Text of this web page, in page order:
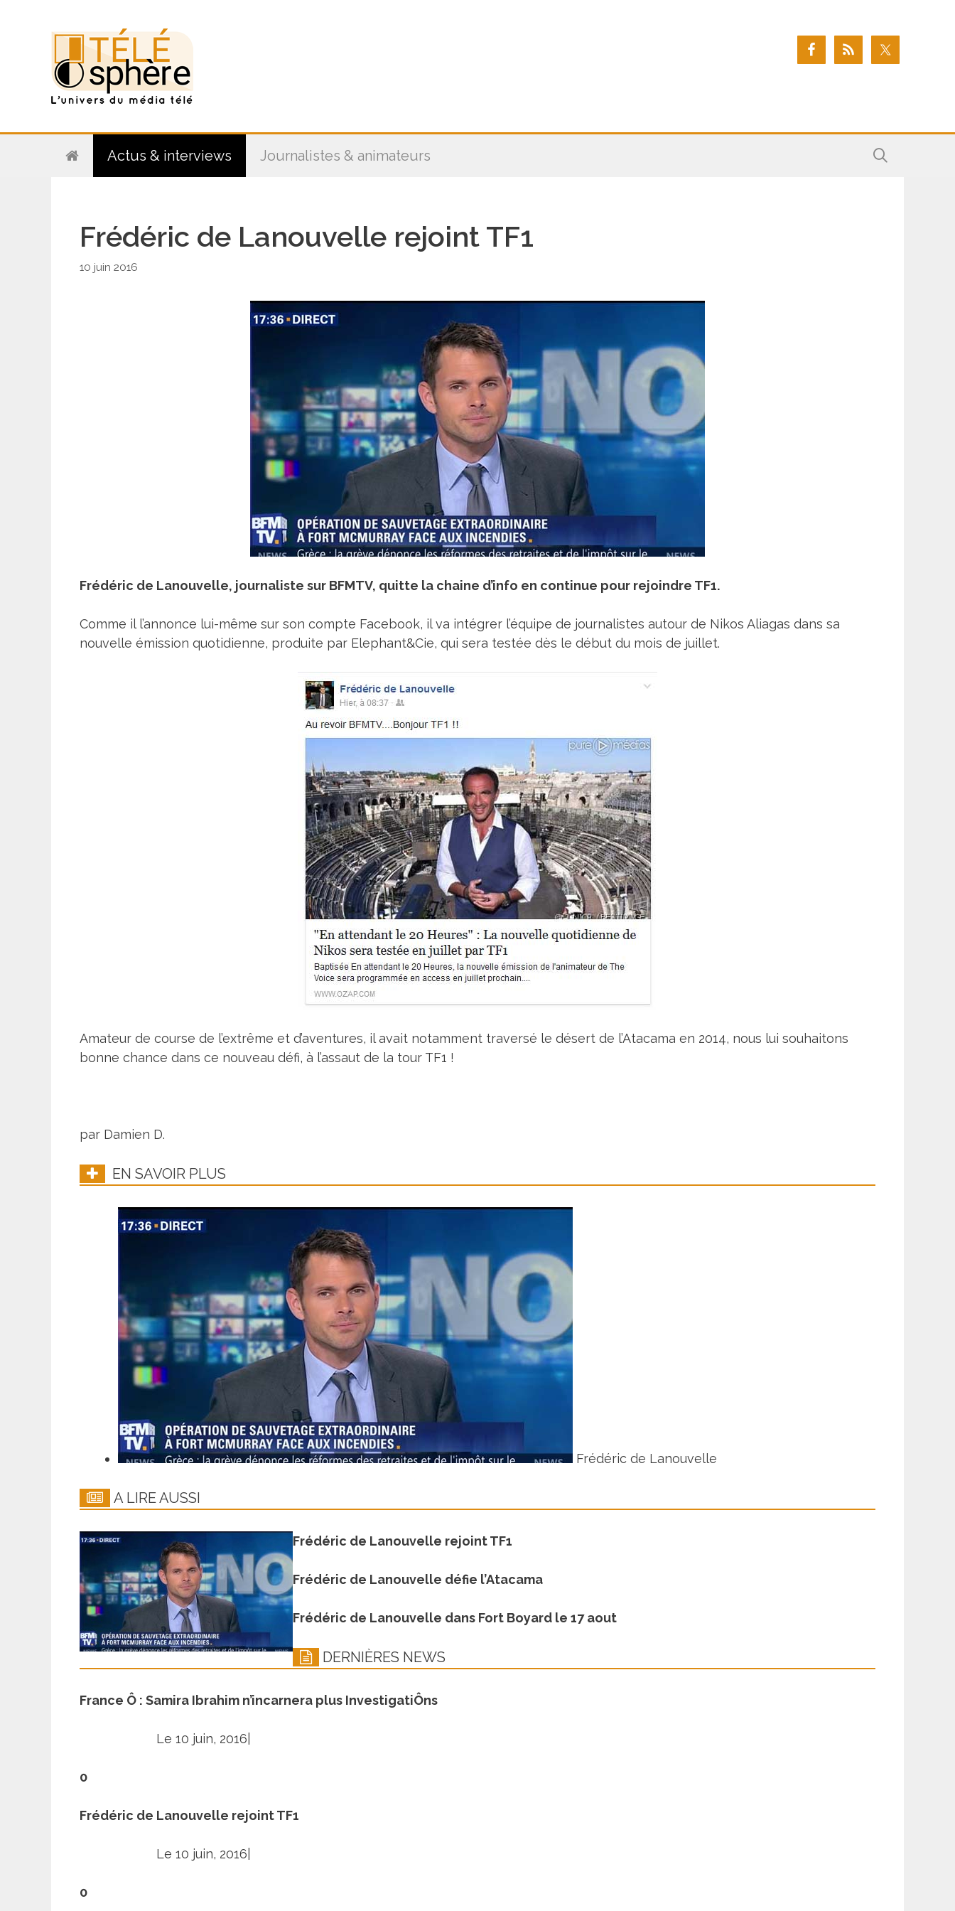
Actus & interviews Journalistes & animateurs
Frédéric de Lanouvelle rejoint TF1
10 juin 2016
Frédéric de Lanouvelle, journaliste sur BFMTV, quitte la chaine d’info en continue pour rejoindre TF1.
Comme il l’annonce lui-même sur son compte Facebook, il va intégrer l’équipe de journalistes autour de Nikos Aliagas dans sa
nouvelle émission quotidienne, produite par Elephant&Cie, qui sera testée dès le début du mois de juillet.
Amateur de course de l’extrême et d’aventures, il avait notamment traversé le désert de l’Atacama en 2014, nous lui souhaitons
bonne chance dans ce nouveau défi, à l’assaut de la tour TF1 !
par Damien D.
EN SAVOIR PLUS
Frédéric de Lanouvelle
A LIRE AUSSI
Frédéric de Lanouvelle rejoint TF1
Frédéric de Lanouvelle défie l’Atacama
Frédéric de Lanouvelle dans Fort Boyard le 17 aout
DERNIÈRES NEWS
France Ô : Samira Ibrahim n’incarnera plus InvestigatiÔns
Le 10 juin, 2016|
0
Frédéric de Lanouvelle rejoint TF1
Le 10 juin, 2016|
0